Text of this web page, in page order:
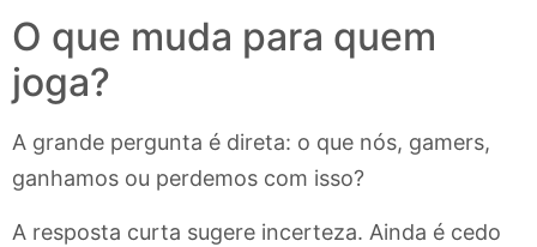
O que muda para quem
joga?
A grande pergunta é direta: o que nós, gamers,
ganhamos ou perdemos com isso?
A resposta curta sugere incerteza. Ainda é cedo